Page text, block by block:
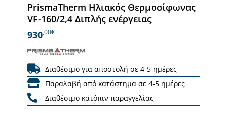
PrismaTherm Ηλιακός Θερμοσίφωνας
VF-160/2,4 Διπλής ενέργειας
930,00€
Διαθέσιμο για αποστολή σε 4-5 ημέρες
Παραλαβή από κατάστημα σε 4-5 ημέρες
Διαθέσιμο κατόπιν παραγγελίας